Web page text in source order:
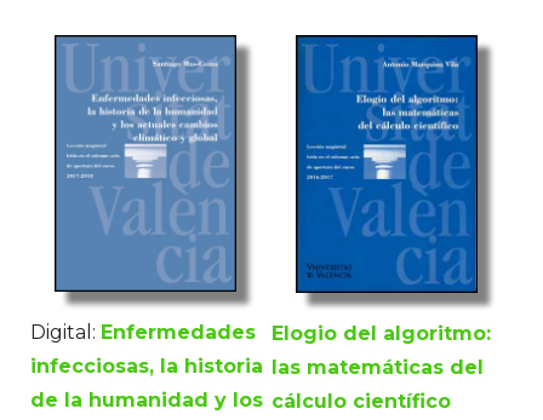
Digital: Enfermedades
infecciosas, la historia
de la humanidad y los
Elogio del algoritmo:
las matemáticas del
cálculo científico